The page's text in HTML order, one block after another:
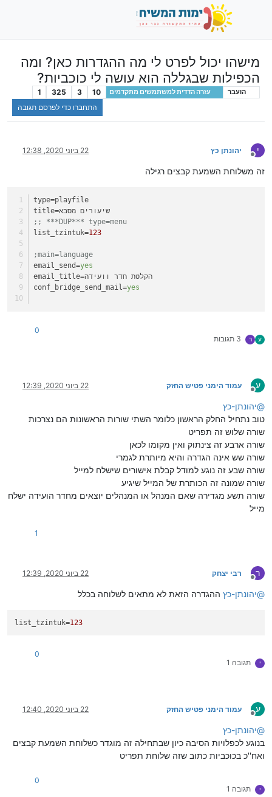
מישהו יכול לפרט לי מה ההגדרות כאן? ומה
הכפילות שבגללה הוא עושה לי כוכביות?
הועבר עזרה הדדית למשתמשים מתקדמים 10
3
325
1
התחברו כדי לפרסם תגובה
י
מנותק
יהונתן כץ 22 ביוני 2020, 12:38
זה משלוחת השמעת קבצים רגילה
type=playfile
title =שיעורים מסבא
;; ***DUP*** type=menu
list_tzintuk=123
;main=language
email_send=yes
email_title =הקלטת חדר וועידה
conf_bridge_send_mail=yes
ע ר 3 תגובות
0
ע
מנותק
עמוד הימני פטיש החזק 22 ביוני 2020, 12:39
@יהונתן-כץ
טוב נתחיל החלק הראשון כלומר השתי שורות הראשונות הם נצרכות
שורה שלוש זה תפריט
שורה ארבע זה צינתוק ואין מקומו לכאן
שורה שש אינה הגדרה והיא מיותרת לגמרי
שורה שבע זה נוגע למודל קבלת אישורים שישלח למייל
שורה שמונה זה הכותרת של המייל שיגיע
שורה תשע מגדירה שאם המנהל או המנהלים יוצאים מחדר הועידה ישלח
מייל
1
ר
מנותק
רבי יצחק 22 ביוני 2020, 12:39
@יהונתן-כץ ההגדרה הזאת לא מתאים לשלוחה בכלל
list_tzintuk=123
י תגובה 1
0
ע
מנותק
עמוד הימני פטיש החזק 22 ביוני 2020, 12:40
@יהונתן-כץ
בנוגע לכפלויות הסיבה כיון שבתחילה זה מוגדר כשלוחת השמעת קבצים
ואח''כ בכוכביות כתוב שזה שלוחת תפריט
י תגובה 1
0